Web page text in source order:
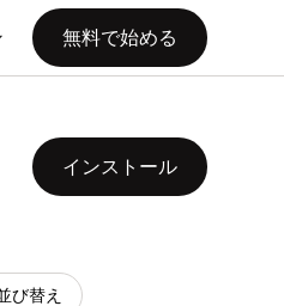
無料で始める
インストール
び替え